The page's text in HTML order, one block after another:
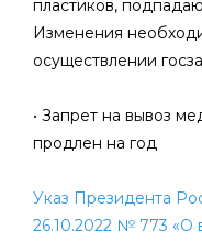
пластиков,
Изменения
осуществлении
• Запрет на вывоз
продлен на год
Указ Президента
26.10.2022 № 773 «О